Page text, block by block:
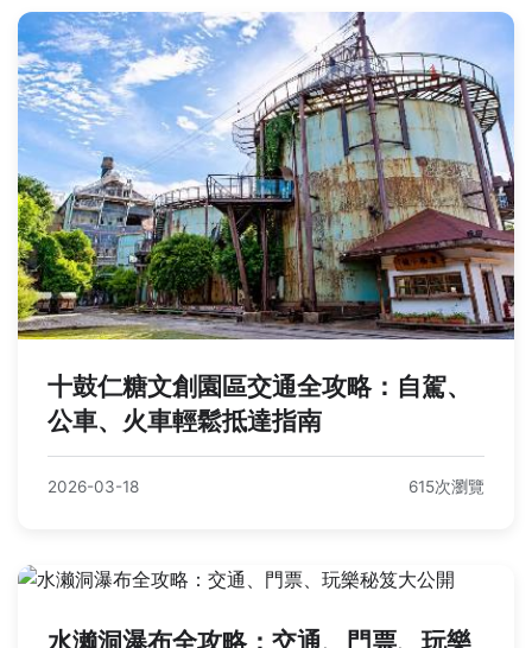
十鼓仁糖文創園區交通全攻略：自駕、
公車、火車輕鬆抵達指南
2026-03-18 615次瀏覽
水濑洞瀑布全攻略：交通、門票、玩樂